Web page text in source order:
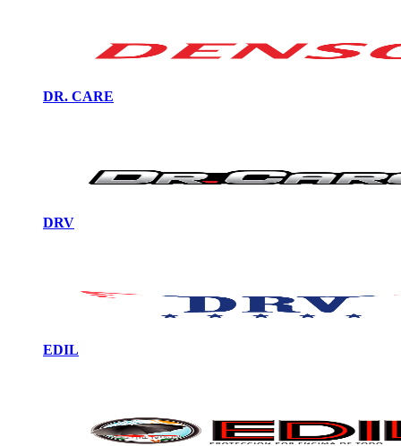
DR. CARE
DRV
EDIL